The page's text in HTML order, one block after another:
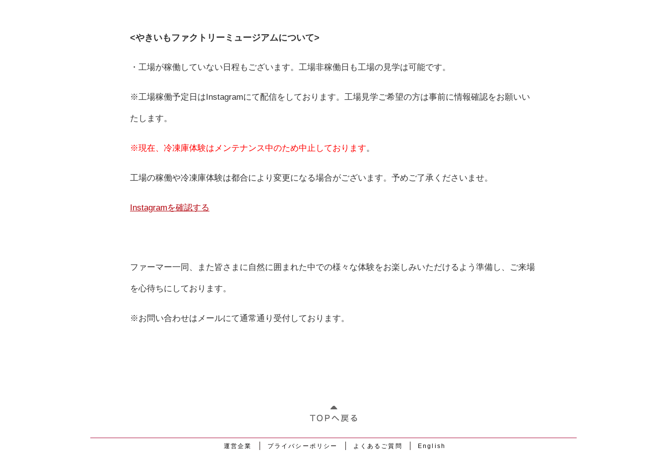
<やきいもファクトリーミュージアムについて>
・工場が稼働していない日程もございます。工場非稼働日も工場の見学は可能です。
※工場稼働予定日はInstagramにて配信をしております。工場見学ご希望の方は事前に情報確認をお願いい
たします。
※現在、冷凍庫体験はメンテナンス中のため中止しております。
工場の稼働や冷凍庫体験は都合により変更になる場合がございます。予めご了承くださいませ。
Instagramを確認する
ファーマー一同、また皆さまに自然に囲まれた中での様々な体験をお楽しみいただけるよう準備し、ご来場
を心待ちにしております。
※お問い合わせはメールにて通常通り受付しております。
運営企業 プライバシーポリシー よくあるご質問 English